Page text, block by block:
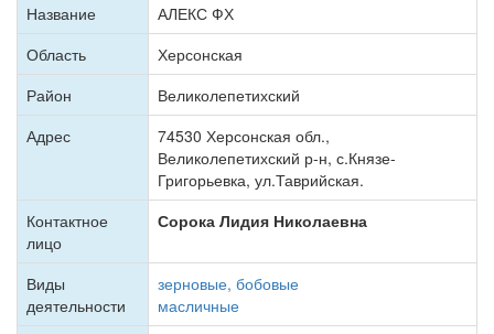
Название
АЛЕКС ФХ
Область
Херсонская
Район
Великолепетихский
Адрес
74530 Херсонская обл.,
Великолепетихский р-н, с.Князе-
Григорьевка, ул.Таврийская.
Контактное
лицо
Сорока Лидия Николаевна
Виды
деятельности
зерновые, бобовые
масличные